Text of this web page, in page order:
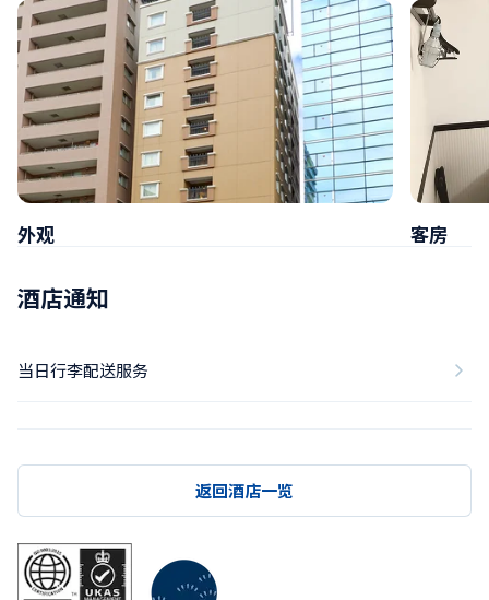
外观 客房
酒店通知
当日行李配送服务
返回酒店一览